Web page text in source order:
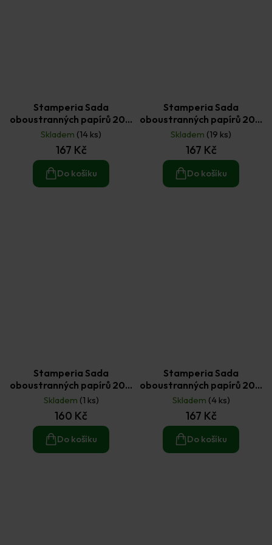
Stamperia Sada
oboustranných papírů 20 ×
20 cm Herbarium Silvae
(10 ks)
Skladem (14 ks)
167 Kč
Do košíku
Stamperia Sada
oboustranných papírů 20 ×
20 cm Hidden Grove (10ks)
Skladem (19 ks)
167 Kč
Do košíku
Stamperia Sada
oboustranných papírů 20 ×
20 cm Hudba (10ks)
Skladem (1 ks)
160 Kč
Do košíku
Stamperia Sada
oboustranných papírů 20 ×
20 cm Kapky rosy
happiness (10ks)
Skladem (4 ks)
167 Kč
Do košíku